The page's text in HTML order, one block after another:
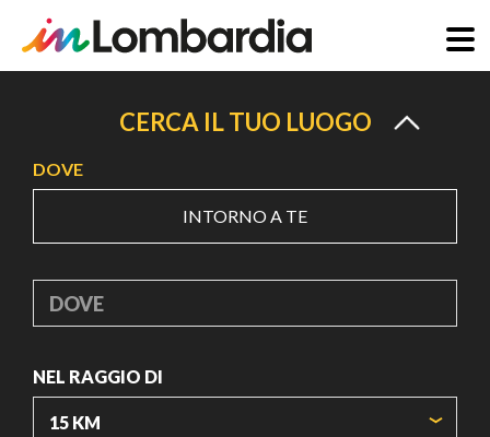
principale
CERCA IL TUO LUOGO
DOVE
INTORNO A TE
DOVE
NEL RAGGIO DI